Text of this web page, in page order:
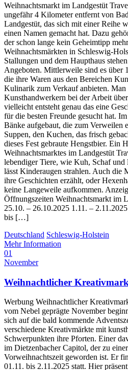
Weihnachtsmarkt im Landgestüt
ungefähr 4 Kilometer entfernt von
Landgestüt, das sich mit einer Reihe
einen Namen gemacht hat. Dazu
der schon lange kein Geheimtipp
Weihnachtsmärkten in Schleswig-
Stallungen und dem Haupthaus
Angeboten. Mittlerweile sind es über
die ihre Waren aus den Bereichen
Kulinarik zum Verkauf anbieten. Man
Kunsthandwerkern bei der Arbeit
vielleicht entsteht genau das eine
für die besten Freunde gesucht hat.
Bänke aufgebaut, die zum Verweilen
Suppen, den Kuchen, das frisch
dieses Fest gebraute Hengstbier. Ein
Weihnachtsmarktes im Landgestüt
lebendiger Tiere, wie Kuh, Schaf
lässt Kinderaugen strahlen. Auch die
ihre Geschichten erzählt, oder
keine Langeweile aufkommen.
Öffnungszeiten Weihnachtsmarkt im
25.10. – 26.10.2025 1.11. –
bis […]
Deutschland Schleswig-Holstein
Mehr Information
01
November
Weihnachtlicher
Werbung Weihnachtlicher
vom Nebel geprägte November
sich auf die bald kommende
verschiedene Kreativmärkte mit
Schwerpunkten ihre Pforten. Einer
im Dietzenbacher Capitol, der zu
Vorweihnachtszeit geworden ist. Er
01.11. bis 2.11.2025 statt. Hier